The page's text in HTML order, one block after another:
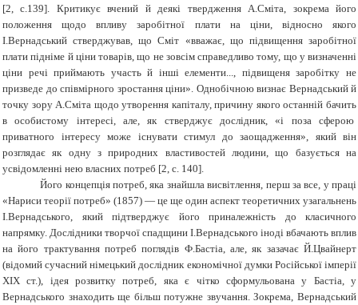
[2, с.139]. Критикує вчений й деякі твердження А.Сміта, зокрема його
положення щодо впливу заробітної плати на ціни, відносно якого
І.Вернадський стверджував, що Сміт «вважає, що підвищення заробітної
плати підніме й ціни товарів, що не зовсім справедливо тому, що у визначенні
ціни речі приймають участь й інші елементи..., підвищеня заробітку не
призведе до співмірного зростання ціни». Однобічною визнає Вернадський й
точку зору А.Сміта щодо утворення капіталу, причину якого останній бачить
в особистому інтересі, але, як стверджує дослідник, «і поза сферою
приватного інтересу може існувати стимул до заощадження», який він
розглядає як одну з природних властивостей людини, що базується на
усвідомленні нею власних потреб [2, с. 140].
Його концепція потреб, яка знайшла висвітлення, перш за все, у праці
«Нариси теорії потреб» (1857) — це ще один аспект теоретичних узагальнень
І.Вернадського, який підтверджує його приналежність до класичного
напрямку. Дослідники творчої спадщини І.Вернадського іноді вбачають вплив
на його трактування потреб поглядів Ф.Бастіа, але, як зазачає Й.Цвайнерт
(відомий сучасний німецький дослідник економічної думки Російської імперії
ХІХ ст.), ідея розвитку потреб, яка є чітко сформульована у Бастіа, у
Вернадського знаходить ще більш потужне звучання. Зокрема, Вернадський